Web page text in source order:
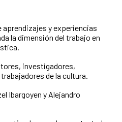
y experiencias
la dimensión del trabajo en
investigadores,
de la cultura.
Ibargoyen y Alejandro